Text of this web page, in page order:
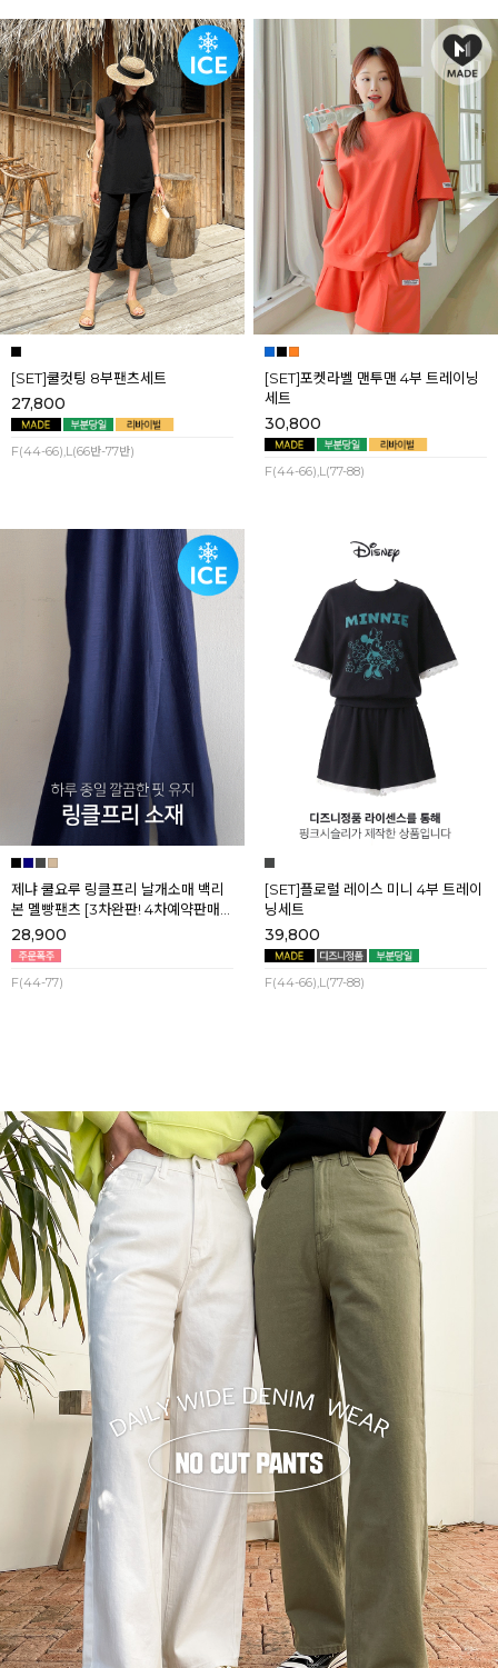
[SET]쿨컷팅 8부팬츠세트
27,800
F(44-66),L(66반-77반)
[SET]포켓라벨 맨투맨 4부 트레이닝
세트
30,800
F(44-66),L(77-88)
제냐 쿨요루 링클프리 날개소매 백리
본 멜빵팬츠 [3차완판! 4차예약판매]
[네이비] 8월셋째주 순차배송
28,900
F(44-77)
[SET]플로럴 레이스 미니 4부 트레이
닝세트
39,800
F(44-66),L(77-88)